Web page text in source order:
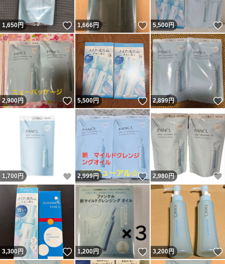
1,650円 いいね！
1,666円 いいね！
5,500円
2,900円 いいね！
5,500円 いいね！
2,899円
1,700 円 いいね！
2,999円 いいね！
2,980円
3,300円 いいね！
1,200円 いいね！
3,200円